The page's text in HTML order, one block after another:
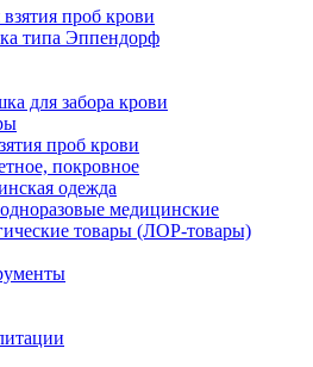
проб крови
типа Эппендорф
для забора крови
проб крови
покровное
одежда
медицинские
товары (ЛОР-товары)